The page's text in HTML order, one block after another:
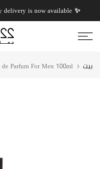
انتقل
إلى
المحتوى
✨ Shop now, get it today!
delivery is now available!
بيت Parfum For Men 100ml